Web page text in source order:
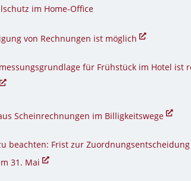
im Home-Office
von Rechnungen ist möglich
für Frühstück im Hotel ist
Scheinrechnungen im Billigkeitswege
beachten: Frist zur
31. Mai